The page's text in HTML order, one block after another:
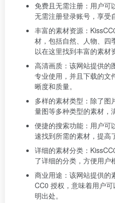
免费且无需注册：用户可
无需注册登录账号，享受
丰富的素材资源：
材，包括自然、人物、四
以在这里找到丰富的素材
高清画质：该网站提供的
专业使用，并且下载的文
晰度和质量。
多样的素材类型：除了图
量图等多种类型的素材，
便捷的搜索功能：用户可
速找到所需的素材，提高
详细的素材分类：
了详细的分类，方便用户
商业用途：该网站提供的
CC0 授权，意味着用户
明出处。